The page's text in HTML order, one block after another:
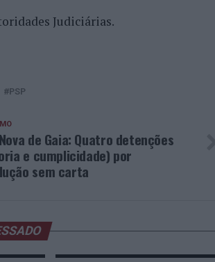
Judiciárias.
PSP
de Gaia: Quatro detenções
e cumplicidade) por
sem carta